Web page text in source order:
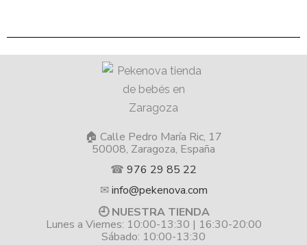
🏠 Calle Pedro María Ric, 17
50008, Zaragoza, España
☎ 976 29 85 22
✉info@pekenova.com
🕘 NUESTRA TIENDA
Lunes a Viernes: 10:00-13:30 | 16:30-20:00
Sábado: 10:00-13:30